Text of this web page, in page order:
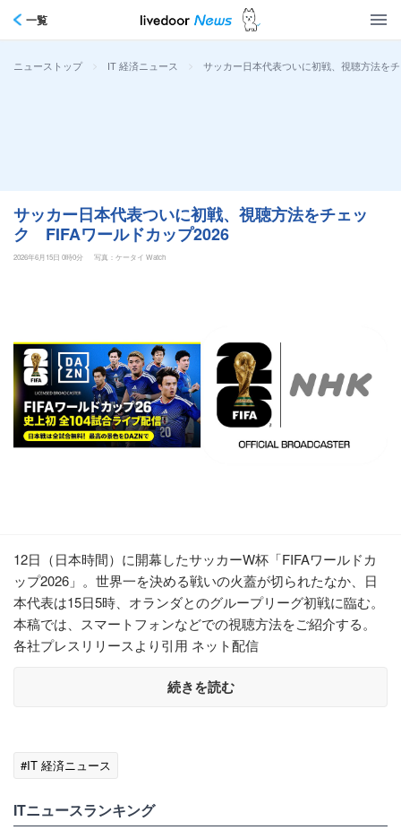
一覧
ニューストップ > IT 経済ニュース > サッカー日本代表ついに初戦、視聴方法を
サッカー日本代表ついに初戦、視聴方法をチェッ
ク FIFAワールドカップ2026
2026年6月15日 0時0分 写真：ケータイ Watch
12日（日本時間）に開幕したサッカーW杯「FIFAワールドカ
ップ2026」。世界一を決める戦いの火蓋が切られたなか、日
本代表は15日5時、オランダとのグループリーグ初戦に臨む。
本稿では、スマートフォンなどでの視聴方法をご紹介する。
各社プレスリリースより引用 ネット配信
続きを読む
#IT 経済ニュース
ITニュースランキング